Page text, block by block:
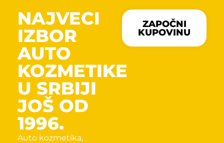
NAJVECI
IZBOR
AUTO
KOZMETIKE
U SRBIJI
JOŠ OD
1996.
Auto kozmetika,
ZAPOČNI
KUPOVINU